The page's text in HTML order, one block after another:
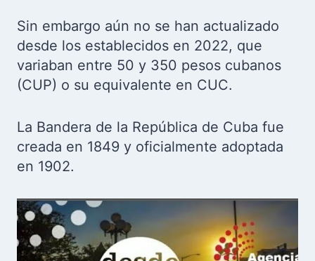
Sin embargo aún no se han actualizado
desde los establecidos en 2022, que
variaban entre 50 y 350 pesos cubanos
(CUP) o su equivalente en CUC.
La Bandera de la República de Cuba fue
creada en 1849 y oficialmente adoptada
en 1902.